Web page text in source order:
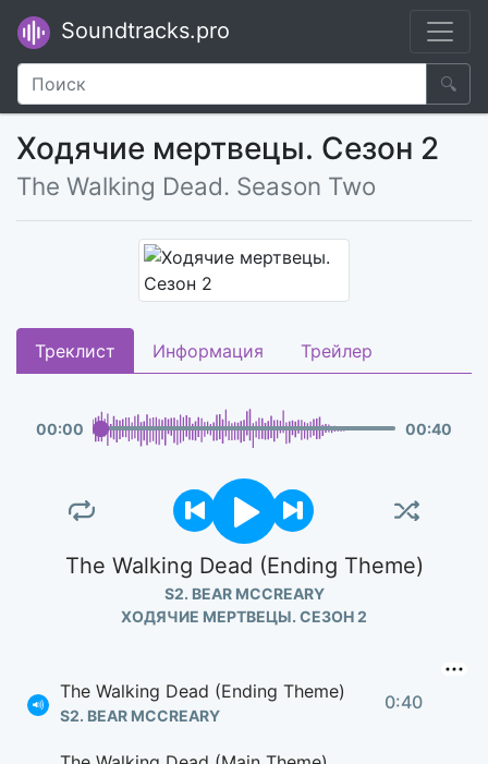
Soundtracks.pro
🔍
Ходячие мертвецы. Сезон 2
The Walking Dead. Season Two
Треклист Информация Трейлер
00:00 00:40
The Walking Dead (Ending Theme)
S2. BEAR MCCREARY
ХОДЯЧИЕ МЕРТВЕЦЫ. СЕЗОН 2
The Walking Dead (Ending Theme)
S2. BEAR MCCREARY
0:40